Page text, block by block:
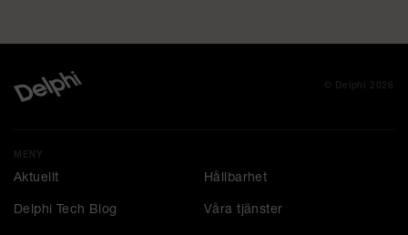
© Delphi 2026
MENY
Aktuellt Hållbarhet
Delphi Tech Blog Våra tjänster